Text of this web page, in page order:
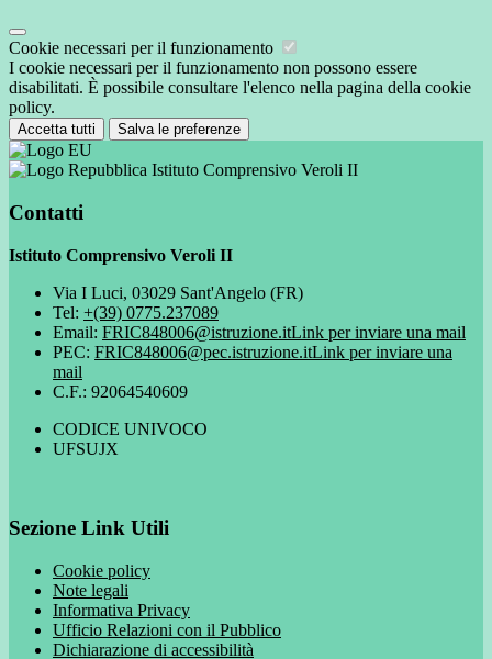
Cookie necessari per il funzionamento
I cookie necessari per il funzionamento non possono essere
disabilitati. È possibile consultare l'elenco nella pagina della cookie
policy.
Accetta tutti Salva le preferenze
Istituto Comprensivo Veroli II
Contatti
Istituto Comprensivo Veroli II
Via I Luci, 03029 Sant'Angelo (FR)
Tel: +(39) 0775.237089
Email: FRIC848006@istruzione.itLink per inviare una mail
PEC: FRIC848006@pec.istruzione.itLink per inviare una
mail
C.F.: 92064540609
CODICE UNIVOCO
UFSUJX
Sezione Link Utili
Cookie policy
Note legali
Informativa Privacy
Ufficio Relazioni con il Pubblico
Dichiarazione di accessibilità